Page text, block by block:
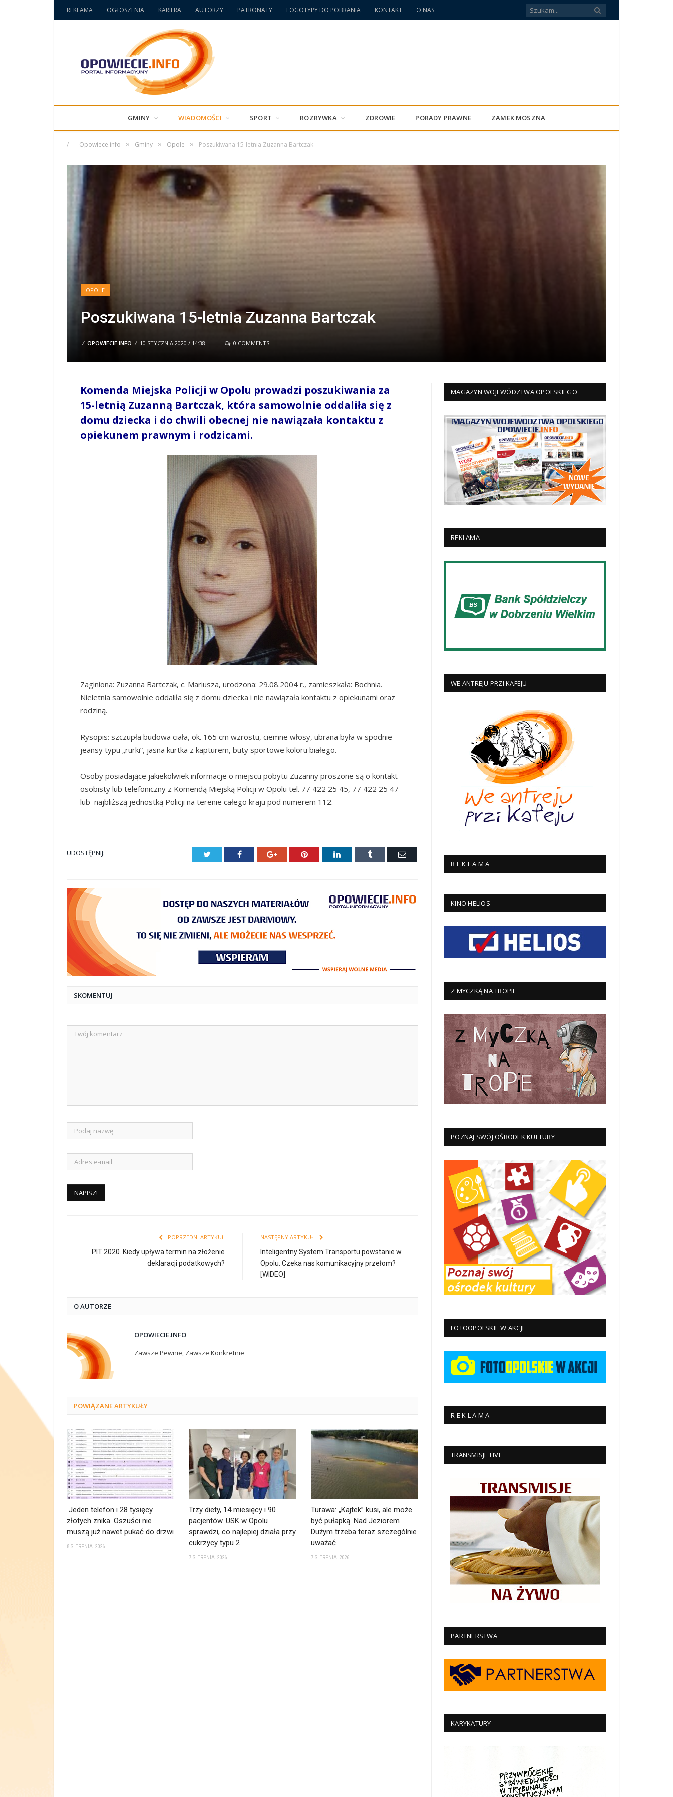
REKLAMA OGŁOSZENIA KARIERA AUTORZY PATRONATY LOGOTYPY DO POBRANIA KONTAKT O NAS
GMINY WIADOMOŚCI SPORT ROZRYWKA ZDROWIE PORADY PRAWNE ZAMEK MOSZNA
/ Opowiece.info » Gminy » Opole » Poszukiwana 15-letnia Zuzanna Bartczak
OPOLE
Poszukiwana 15-letnia Zuzanna Bartczak
/ OPOWIECIE.INFO / 10 STYCZNIA 2020 / 14:38 0 COMMENTS
Komenda Miejska Policji w Opolu prowadzi poszukiwania za
15-letnią Zuzanną Bartczak, która samowolnie oddaliła się z
domu dziecka i do chwili obecnej nie nawiązała kontaktu z
opiekunem prawnym i rodzicami.
Zaginiona: Zuzanna Bartczak, c. Mariusza, urodzona: 29.08.2004 r., zamieszkała: Bochnia.
Nieletnia samowolnie oddaliła się z domu dziecka i nie nawiązała kontaktu z opiekunami oraz
rodziną.
Rysopis: szczupła budowa ciała, ok. 165 cm wzrostu, ciemne włosy, ubrana była w spodnie
jeansy typu „rurki”, jasna kurtka z kapturem, buty sportowe koloru białego.
Osoby posiadające jakiekolwiek informacje o miejscu pobytu Zuzanny proszone są o kontakt
osobisty lub telefoniczny z Komendą Miejską Policji w Opolu tel. 77 422 25 45, 77 422 25 47
lub najbliższą jednostką Policji na terenie całego kraju pod numerem 112.
UDOSTĘPNIJ: Twitter Facebook Google+ Pinterest LinkedIn Tumblr
E-
SKOMENTUJ
POPRZEDNI ARTYKUŁ
PIT 2020. Kiedy upływa termin na złożenie
deklaracji podatkowych?
NASTĘPNY ARTYKUŁ
Inteligentny System Transportu powstanie w
Opolu. Czeka nas komunikacyjny przełom?
[WIDEO]
O AUTORZE
OPOWIECIE.INFO
Zawsze Pewnie, Zawsze Konkretnie
POWIĄZANEARTYKUŁY
Jeden telefon i 28 tysięcy
złotych znika. Oszuści nie
muszą już nawet pukać do drzwi
8 SIERPNIA 2026
Trzy diety, 14 miesięcy i 90
pacjentów. USK w Opolu
sprawdzi, co najlepiej działa przy
cukrzycy typu 2
7 SIERPNIA 2026
Turawa: „Kajtek” kusi, ale może
być pułapką. Nad Jeziorem
Dużym trzeba teraz szczególnie
uważać
7 SIERPNIA 2026
MAGAZYN WOJEWÓDZTWA OPOLSKIEGO
REKLAMA
WE ANTREJU PRZI KAFEJU
R E K L A M A
KINO HELIOS
Z MYCZKĄ NA TROPIE
POZNAJ SWÓJ OŚRODEK KULTURY
FOTOOPOLSKIE W AKCJI
R E K L A M A
TRANSMISJE LIVE
PARTNERSTWA
KARYKATURY